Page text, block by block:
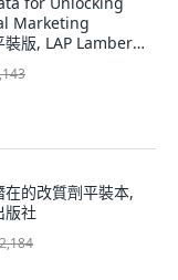
Marketing
版, LAP Lambert
英文
的改質劑平裝本,
版社